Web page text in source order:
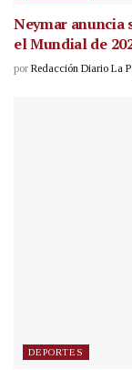
Neymar anuncia
el Mundial de
por Redacción Diario La
DEPORTES